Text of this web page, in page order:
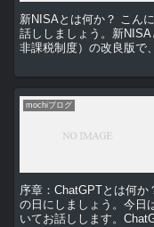
新NISAとは何か？ こん
話ししましょう。新
非課税制度）の改良版で
mochiブログ
序章：ChatGPTとは何
の日にしましょう。今日
いてお話しします。